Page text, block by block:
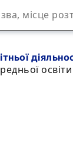
освіти